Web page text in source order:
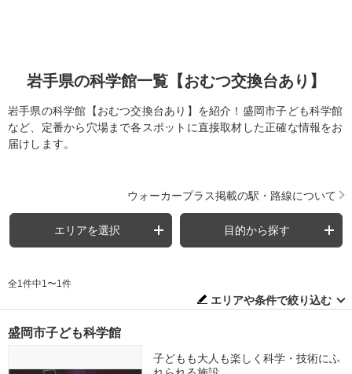
岩手県の科学館一覧【おむつ交換台あり】
岩手県の科学館【おむつ交換台あり】を紹介！盛岡市子ども科学館
など、定番から穴場まで各スポットに直接取材した正確な情報をお
届けします。
ウォーカープラス掲載の駅・路線について
エリアを選択 目的から探す
全1件中1〜1件
エリアや条件で絞り込む
盛岡市子ども科学館
子どもも大人も楽しく科学・技術にふ